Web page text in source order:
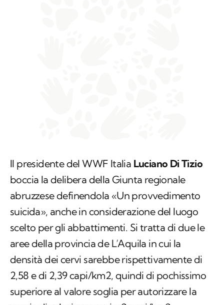
Il presidente del WWF Italia Luciano Di Tizio
boccia la delibera della Giunta regionale
abruzzese definendola «Un provvedimento
suicida», anche in considerazione del luogo
scelto per gli abbattimenti. Si tratta di due le
aree della provincia de L’Aquila in cui la
densità dei cervi sarebbe rispettivamente di
2,58 e di 2,39 capi/km2, quindi di pochissimo
superiore al valore soglia per autorizzare la